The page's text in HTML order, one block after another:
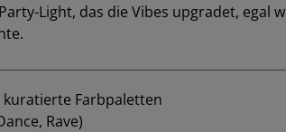
Light, das die Vibes upgradet, egal
kuratierte Farbpaletten
Rave)